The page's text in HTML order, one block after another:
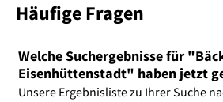
Häufige Fragen
Welche Suchergebnisse für
Eisenhüttenstadt" haben jetzt
Unsere Ergebnisliste zu Ihrer Suche